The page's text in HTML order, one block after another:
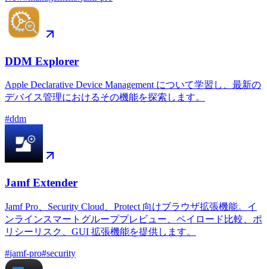
DDM Explorer
Apple Declarative Device Management について学習し、最新の
デバイス管理におけるその機能を探索します。
#ddm
Jamf Extender
Jamf Pro、Security Cloud、Protect 向けブラウザ拡張機能。イ
ンラインスマートグループプレビュー、ペイロード比較、ポ
リシーリスク、GUI 拡張機能を提供します。
#jamf-pro#security